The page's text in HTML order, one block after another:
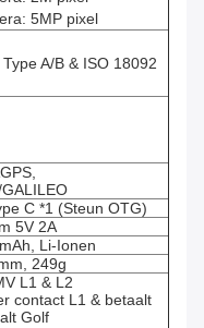
5MP pixel
A/B & ISO 18092
C *1 (Steun OTG)
5V 2A
Li-Ionen
249g
L1 & L2
contact L1 & betaalt
Golf